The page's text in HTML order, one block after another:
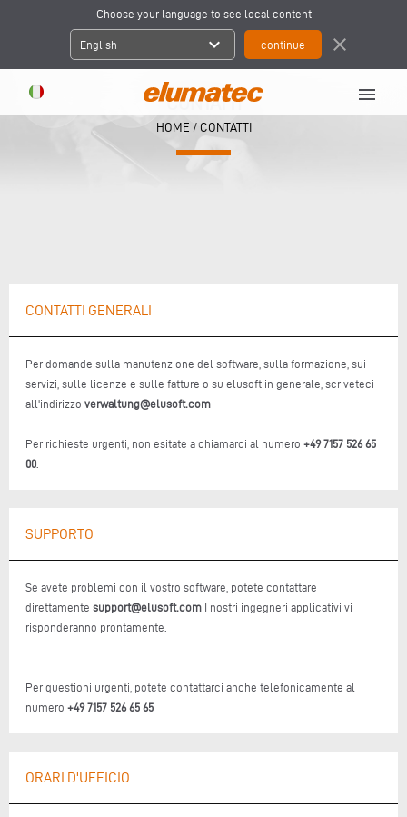
Choose your language to see local content
English expand_more close
menu
CONTATTI
HOME / CONTATTI
CONTATTI GENERALI
Per domande sulla manutenzione del software, sulla formazione, sui
servizi, sulle licenze e sulle fatture o su elusoft in generale, scriveteci
all'indirizzo verwaltung@elusoft.com
Per richieste urgenti, non esitate a chiamarci al numero +49 7157 526 65
00
SUPPORTO
Se avete problemi con il vostro software, potete contattare
direttamente support@elusoft.com I nostri ingegneri applicativi vi
risponderanno prontamente.
Per questioni urgenti, potete contattarci anche telefonicamente al
numero +49 7157 526 65 65
ORARI D'UFFICIO